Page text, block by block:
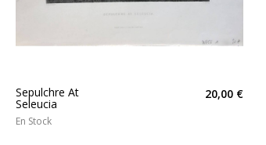
Sepulchre At
Seleucia
20,00 €
En Stock